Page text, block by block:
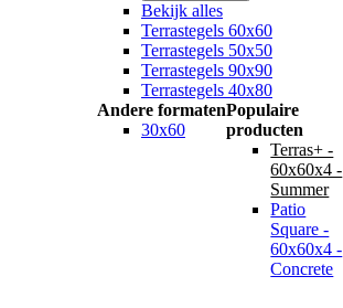
Bekijk alles
Terrastegels 60x60
Terrastegels 50x50
Terrastegels 90x90
Terrastegels 40x80
Andere formaten
30x60
Populaire
producten
Terras+ -
60x60x4 -
Summer
Patio
Square -
60x60x4 -
Concrete